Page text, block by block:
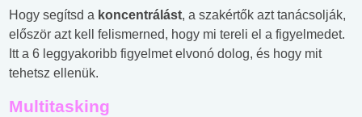
Hogy segítsd a koncentrálást, a szakértők azt tanácsolják,
először azt kell felismerned, hogy mi tereli el a figyelmedet.
Itt a 6 leggyakoribb figyelmet elvonó dolog, és hogy mit
tehetsz ellenük.
Multitasking